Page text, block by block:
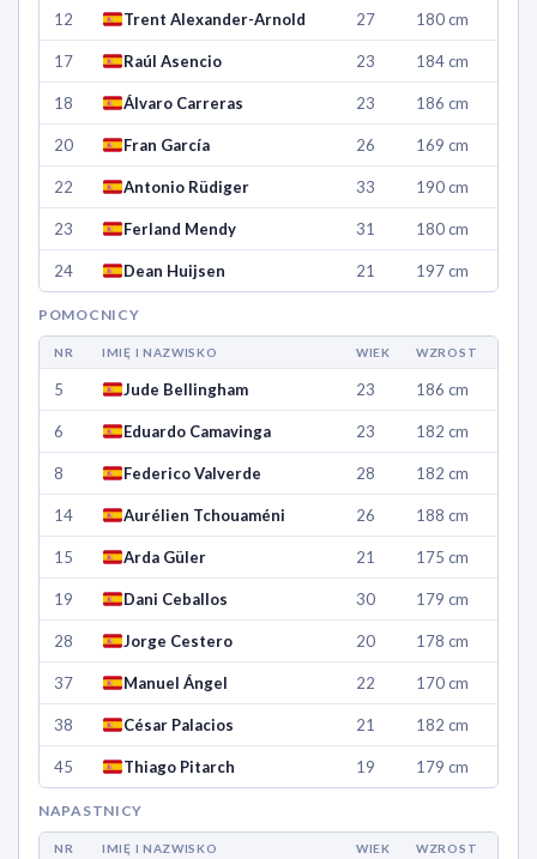
12 Trent Alexander-Arnold 27 180 cm
17 Raúl Asencio 23 184 cm
18 Álvaro Carreras 23 186 cm
20 Fran García 26 169 cm
22 Antonio Rüdiger 33 190 cm
23 Ferland Mendy 31 180 cm
24 Dean Huijsen 21 197 cm
POMOCNICY
NR IMIĘ I NAZWISKO WIEK WZROST
5 Jude Bellingham 23 186 cm
6 Eduardo Camavinga 23 182 cm
8 Federico Valverde 28 182 cm
14 Aurélien Tchouaméni 26 188 cm
15 Arda Güler 21 175 cm
19 Dani Ceballos 30 179 cm
28 Jorge Cestero 20 178 cm
37 Manuel Ángel 22 170 cm
38 César Palacios 21 182 cm
45 Thiago Pitarch 19 179 cm
NAPASTNICY
NR IMIĘ I NAZWISKO WIEK WZROST